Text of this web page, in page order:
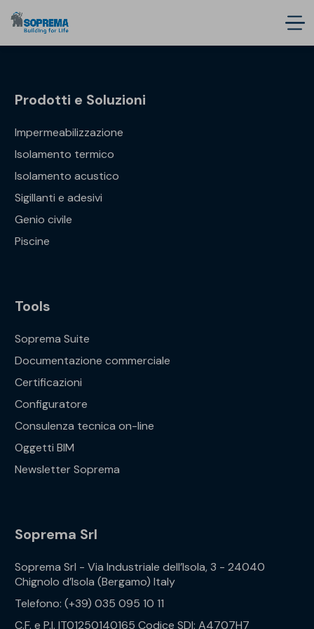
Prodotti e Soluzioni
Impermeabilizzazione
Isolamento termico
Isolamento acustico
Sigillanti e adesivi
Genio civile
Piscine
Tools
Soprema Suite
Documentazione commerciale
Certificazioni
Configuratore
Consulenza tecnica on-line
Oggetti BIM
Newsletter Soprema
Soprema Srl
Soprema Srl - Via Industriale dell’Isola, 3 - 24040
Chignolo d’Isola (Bergamo) Italy
Telefono: (+39) 035 095 10 11
C.F. e P.I. IT01250140165 Codice SDI: A4707H7